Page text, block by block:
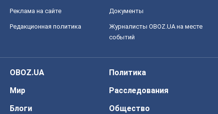
Реклама на сайте Документы
Редакционная политика
Журналисты OBOZ.UA на месте
событий
OBOZ.UA
Политика
Мир
Расследования
Блоги
Общество